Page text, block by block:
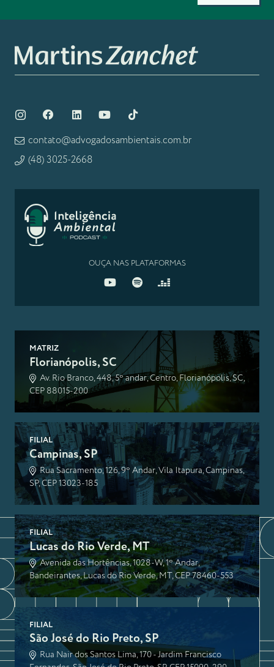
contato@advogadosambientais.com.br
(48) 3025-2668
OUÇA NAS PLATAFORMAS
MATRIZ
Florianópolis, SC
Av. Rio Branco, 448, 5º andar, Centro, Florianópolis, SC,
CEP 88015-200
FILIAL
Campinas, SP
Rua Sacramento, 126, 9º Andar, Vila Itapura, Campinas,
SP, CEP 13023-185
FILIAL
Lucas do Rio Verde, MT
Avenida das Hortências, 1028-W, 1º Andar,
Bandeirantes, Lucas do Rio Verde, MT, CEP 78460-553
FILIAL
São José do Rio Preto, SP
Rua Nair dos Santos Lima, 170 - Jardim Francisco